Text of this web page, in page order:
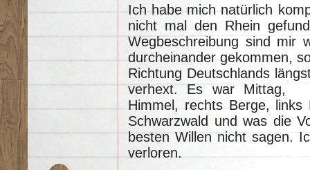
Ich habe mich natürlich
nicht mal den Rhein
Wegbeschreibung sind mir
durcheinander gekommen,
Richtung Deutschlands
verhext. Es war Mittag,
Himmel, rechts Berge,
Schwarzwald und was die
besten Willen nicht sagen.
verloren.